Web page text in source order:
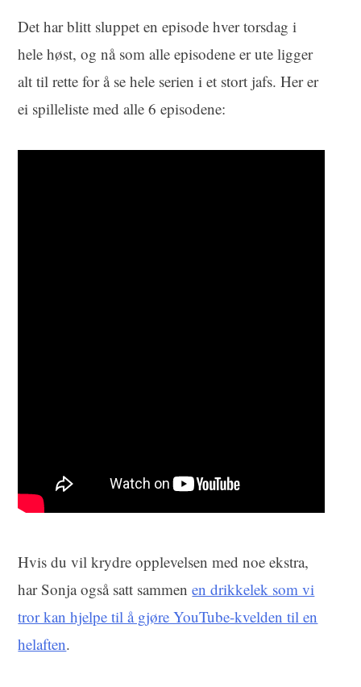
Det har blitt sluppet en episode hver torsdag i
hele høst, og nå som alle episodene er ute ligger
alt til rette for å se hele serien i et stort jafs. Her er
ei spilleliste med alle 6 episodene:
Hvis du vil krydre opplevelsen med noe ekstra,
har Sonja også satt sammenen drikkelek som vi
tror kan hjelpe til å gjøre YouTube-kvelden til en
helaften.